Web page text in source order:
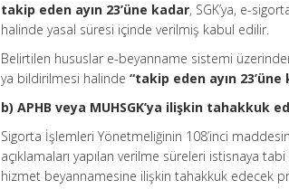
takip eden ayın 23’üne kadar, SGK’ya, e-
halinde yasal süresi içinde verilmiş kabul edilir.
Belirtilen hususlar e-beyanname sistemi
ya bildirilmesi halinde“takip eden ayın
b) APHB veya MUHSGK’ya ilişkin tahakkuk
Sigorta İşlemleri Yönetmeliğinin 108’inci
açıklamaları yapılan verilme süreleri istisnaya
hizmet beyannamesine ilişkin tahakkuk edecek